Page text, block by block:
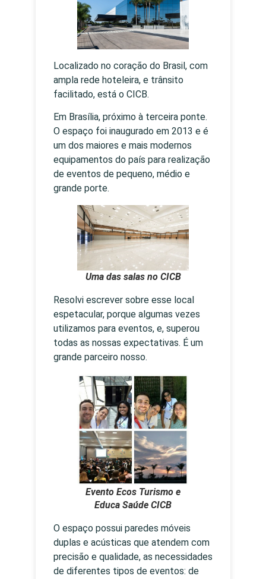
Localizado no coração do Brasil, com
ampla rede hoteleira, e trânsito
facilitado, está o CICB.
Em Brasília, próximo à terceira ponte.
O espaço foi inaugurado em 2013 e é
um dos maiores e mais modernos
equipamentos do país para realização
de eventos de pequeno, médio e
grande porte.
Uma das salas no CICB
Resolvi escrever sobre esse local
espetacular, porque algumas vezes
utilizamos para eventos, e, superou
todas as nossas expectativas. É um
grande parceiro nosso.
Evento Ecos Turismo e
Educa Saúde CICB
O espaço possui paredes móveis
duplas e acústicas que atendem com
precisão e qualidade, as necessidades
de diferentes tipos de eventos: de